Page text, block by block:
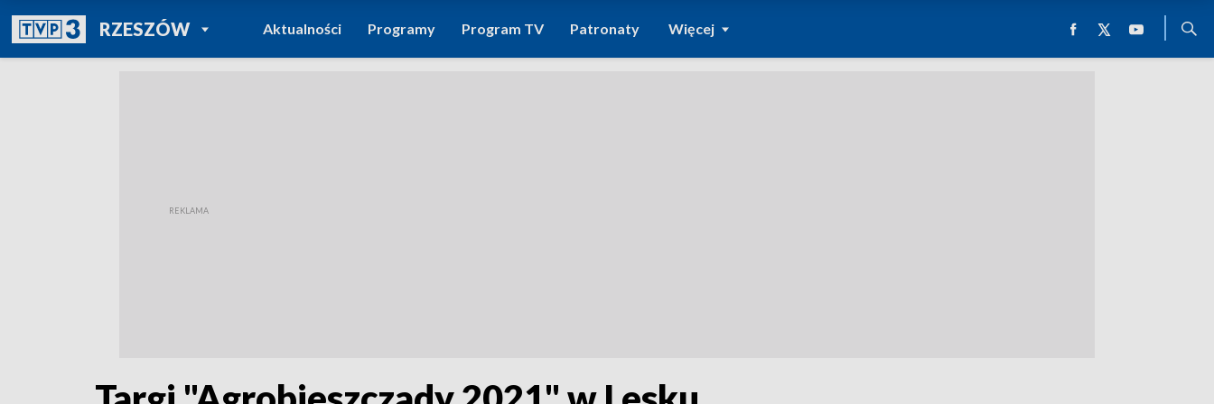
RZESZÓWPOWRÓT DO
TVP REGIONY
Aktualności Programy Program TV Patronaty Więcej